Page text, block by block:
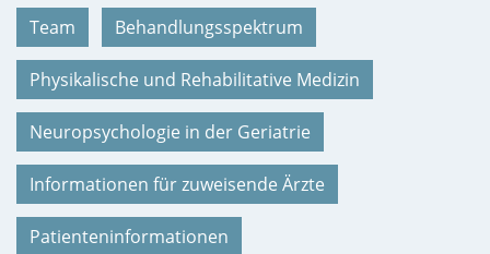
Team Behandlungsspektrum
Physikalische und Rehabilitative Medizin
Neuropsychologie in der Geriatrie
Informationen für zuweisende Ärzte
Patienteninformationen